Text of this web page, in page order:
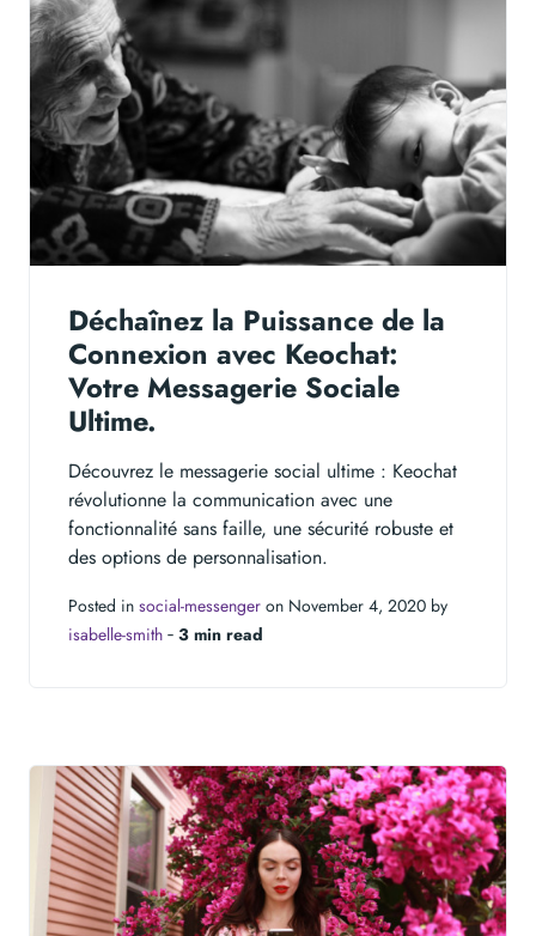
Déchaînez la Puissance de la
Connexion avec Keochat:
Votre Messagerie Sociale
Ultime.
Découvrez le messagerie social ultime : Keochat
révolutionne la communication avec une
fonctionnalité sans faille, une sécurité robuste et
des options de personnalisation.
Posted in social-messenger on November 4, 2020 by
isabelle-smith ‐ 3 min read